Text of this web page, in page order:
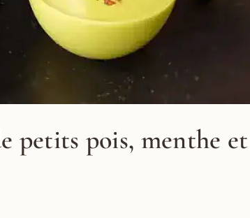
petits pois, menthe